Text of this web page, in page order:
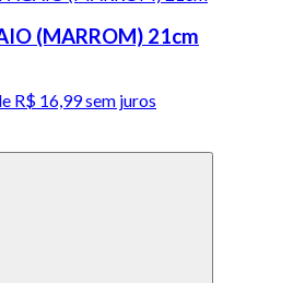
(MARROM) 21cm
R$ 16,99sem juros